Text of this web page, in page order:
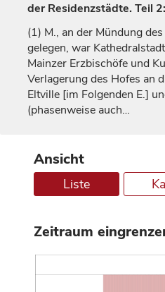
der Residenzstädte. Teil
(1) M., an der Mündung
gelegen, war
Mainzer Erzbischöfe und
Verlagerung des Hofes an
Eltville [im Folgenden E.]
(phasenweise auch…
Ansicht
Liste
Zeitraum